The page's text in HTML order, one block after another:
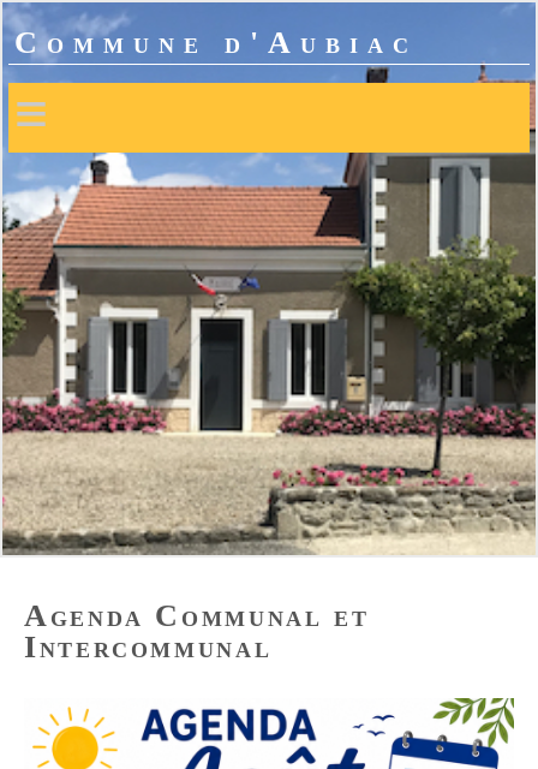
Commune d'Aubiac
≡
Agenda Communal et
Intercommunal